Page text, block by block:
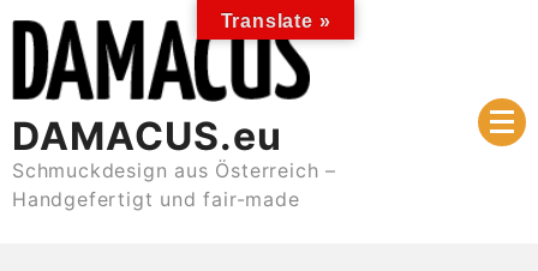
content
DAMACUS.eu
Schmuckdesign aus Österreich –
Handgefertigt und fair-made
Translate »